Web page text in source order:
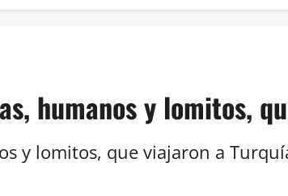
humanos y lomitos,
y lomitos, que viajaron a